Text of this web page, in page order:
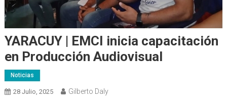
YARACUY | EMCI inicia capacitación
en Producción Audiovisual
Noticias
28 Julio, 2025 Gilberto Daly